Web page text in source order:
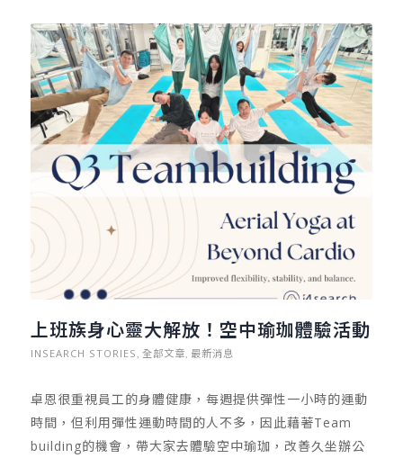
場門票。工作者在進入社會三、五年後，「能力」與「經
歷」的累積，才是職場上不斷被檢視與向上發展的關鍵。
所以你會發現，有些工作者，在進入職場工作三、五年
後，就成為小主管了；而有些工作者卻一直在基層苦撐。
甚至同樣文憑者，職涯發展也不盡相同。其實，成為「小
主管」這件事，我認為與「意願」、「能力」有關。換言
之，有些人有能力成為主管，卻沒有意願；有些人則是有
意願，卻未必有能力成為主管。 上述指的「能力」除了包
含職場專業能力之外，「人格特質」扮演著重要角色。就
我的觀察，初次當上中階小主管的工作者，要重視三大方
上班族身心靈大解放！空中瑜珈體驗活動
INSEARCH STORIES 全部文章 最新消息
卓恩很重視員工的身體健康，每週提供彈性一小時的運動
時間，但利用彈性運動時間的人不多，因此藉著Team
building的機會，帶大家去體驗空中瑜珈，改善久坐辦公